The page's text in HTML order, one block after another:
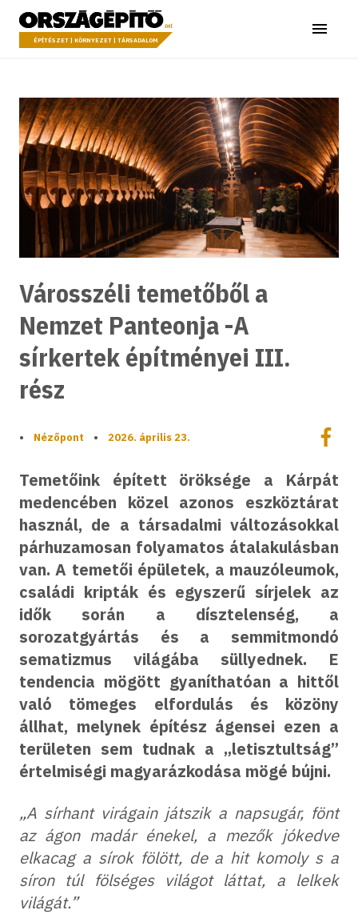
a tartalomhoz
Országépítő
ÉPÍTÉSZET | KÖRNYEZET | TÁRSADALOM Menü
Városszéli temetőből a
Nemzet Panteonja -A
sírkertek építményei III.
rész
• Nézőpont • 2026. április 23.
Temetőink épített öröksége a Kárpát
medencében közel azonos eszköztárat
használ, de a társadalmi változásokkal
párhuzamosan folyamatos átalakulásban
van. A temetői épületek, a mauzóleumok,
családi kripták és egyszerű sírjelek az
idők során a dísztelenség, a
sorozatgyártás és a semmitmondó
sematizmus világába süllyednek. E
tendencia mögött gyaníthatóan a hittől
való tömeges elfordulás és közöny
állhat, melynek építész ágensei ezen a
területen sem tudnak a „letisztultság”
értelmiségi magyarázkodása mögé bújni.
„A sírhant virágain játszik a napsugár, fönt
az ágon madár énekel, a mezők jókedve
elkacag a sírok fölött, de a hit komoly s a
síron túl fölséges világot láttat, a lelkek
világát.”